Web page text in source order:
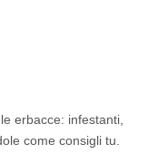
erbacce: infestanti,
come consigli tu.